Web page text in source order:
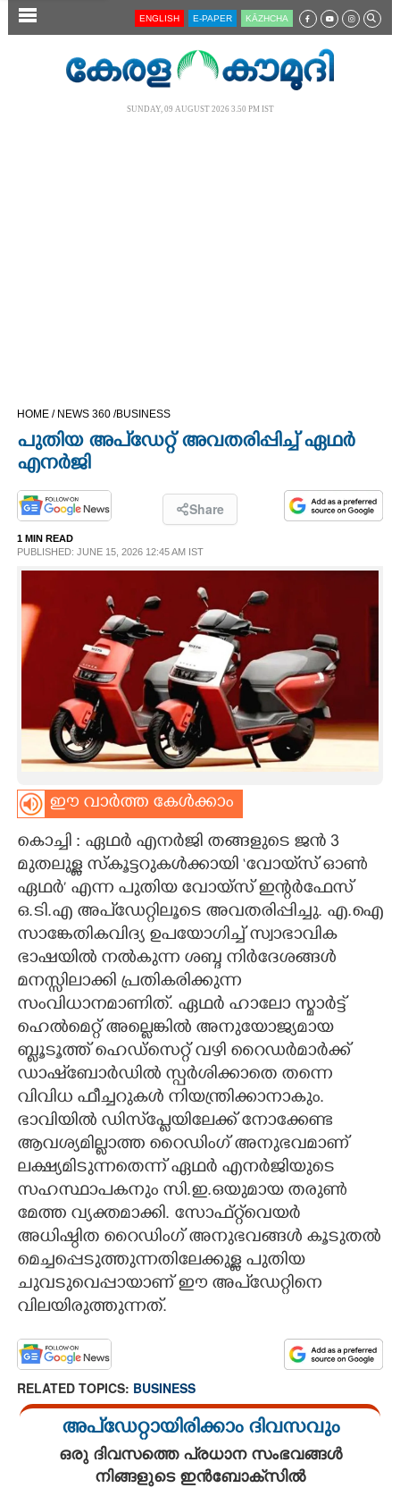
SECTIONS
CINEMA
OPINION
PHOTOS
LIFESTYLE
SPIRITUAL
ART
CARTOONS
LITERATURE
ZOOM
CONTACT US
ENGLISH E-PAPER KĀZHCHA
SUNDAY, 09 AUGUST 2026 3.50 PM IST
HOME / NEWS 360 /BUSINESS
പുതിയ അപ്ഡേറ്റ് അവതരിപ്പിച്ച് ഏഥർ
എനർജി
Share
1 MIN READ
PUBLISHED: JUNE 15, 2026 12:45 AM IST
ഈ വാർത്ത കേൾക്കാം
കൊച്ചി : ഏഥർ എനർജി തങ്ങളുടെ ജൻ 3
മുതലുള്ള സ്കൂട്ടറുകൾക്കായി ‘വോയ്‌സ് ഓൺ
ഏഥർ’ എന്ന പുതിയ വോയ്സ് ഇന്റർഫേസ്
ഒ.ടി.എ അപ്ഡേറ്റിലൂടെ അവതരിപ്പിച്ചു. എ.ഐ
സാങ്കേതികവിദ്യ ഉപയോഗിച്ച് സ്വാഭാവിക
ഭാഷയിൽ നൽകുന്ന ശബ്ദ നിർദേശങ്ങൾ
മനസ്സിലാക്കി പ്രതികരിക്കുന്ന
സംവിധാനമാണിത്. ഏഥർ ഹാലോ സ്മാർട്ട്
ഹെൽമെറ്റ് അല്ലെങ്കിൽ അനുയോജ്യമായ
ബ്ലൂടൂത്ത് ഹെഡ്സെറ്റ് വഴി റൈഡർമാർക്ക്
ഡാഷ്ബോർഡിൽ സ്പർശിക്കാതെ തന്നെ
വിവിധ ഫീച്ചറുകൾ നിയന്ത്രിക്കാനാകും.
ഭാവിയിൽ ഡിസ്‌പ്ലേയിലേക്ക് നോക്കേണ്ട
ആവശ്യമില്ലാത്ത റൈഡിംഗ് അനുഭവമാണ്
ലക്ഷ്യമിടുന്നതെന്ന് ഏഥർ എനർജിയുടെ
സഹസ്ഥാപകനും സി.ഇ.ഒയുമായ തരുൺ
മേത്ത വ്യക്തമാക്കി. സോഫ്റ്റ്‌വെയർ
അധിഷ്ഠിത റൈഡിംഗ് അനുഭവങ്ങൾ കൂടുതൽ
മെച്ചപ്പെടുത്തുന്നതിലേക്കുള്ള പുതിയ
ചുവടുവെപ്പായാണ് ഈ അപ്ഡേറ്റിനെ
വിലയിരുത്തുന്നത്.
RELATED TOPICS: BUSINESS
അപ്ഡേറ്റായിരിക്കാം ദിവസവും
ഒരു ദിവസത്തെ പ്രധാന സംഭവങ്ങൾ
നിങ്ങളുടെ ഇൻബോക്സിൽ